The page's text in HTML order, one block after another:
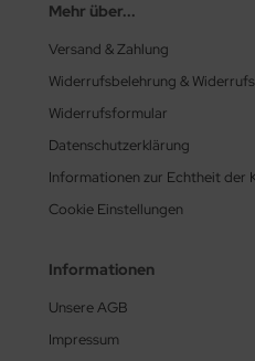
Mehr über...
Versand & Zahlung
Widerrufsbelehrung &
Widerrufsformular
Datenschutzerklärung
Informationen zur Echtheit der
Cookie Einstellungen
Informationen
Unsere AGB
Impressum